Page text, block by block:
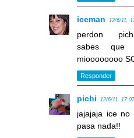
iceman 12/6/11,
perdon
sabes
mioooooooo
Responder
pichi 12/6/11, 17:07
jajajaja ice no
pasa nada!!